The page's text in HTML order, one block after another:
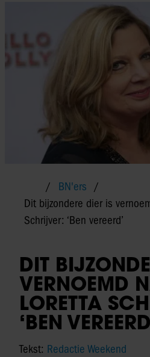
BN'ers
Dit bijzondere dier is
Schrijver: ‘Ben vereerd’
DIT
VERNOEMD
LORETTA
‘BEN
Tekst: Redactie Weekend